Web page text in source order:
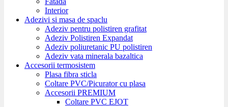
Interior
Adezivi si masa de spaclu
Adeziv pentru polistiren grafitat
Adeziv Polistiren Expandat
Adeziv poliuretanic PU polistiren
Adeziv vata minerala bazaltica
Accesorii termosistem
Plasa fibra sticla
Coltare PVC/Picurator cu plasa
Accesorii PREMIUM
Coltare PVC EJOT